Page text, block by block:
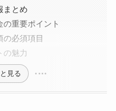
まとめ
の重要ポイント
の必須項目
の魅力
見る